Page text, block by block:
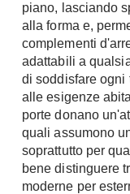
Divani
Divani
Divani
Poltrone
Poltroncine
Divanoletto
Chaise
Divani
piano, lasciando
alla forma e,
complementi
adattabili a
di soddisfare ogni
alle esigenze
porte donano
quali assumono
soprattutto per
bene distinguere
moderne per